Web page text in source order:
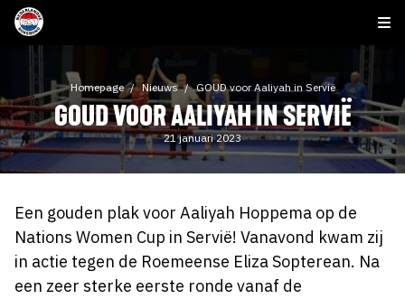
Homepage Nieuws GOUD voor Aaliyah in Servië
GOUD VOOR AALIYAH IN SERVIË
21 januari 2023
Een gouden plak voor Aaliyah Hoppema op de
Nations Women Cup in Servië! Vanavond kwam zij
in actie tegen de Roemeense Eliza Sopterean. Na
een zeer sterke eerste ronde vanaf de